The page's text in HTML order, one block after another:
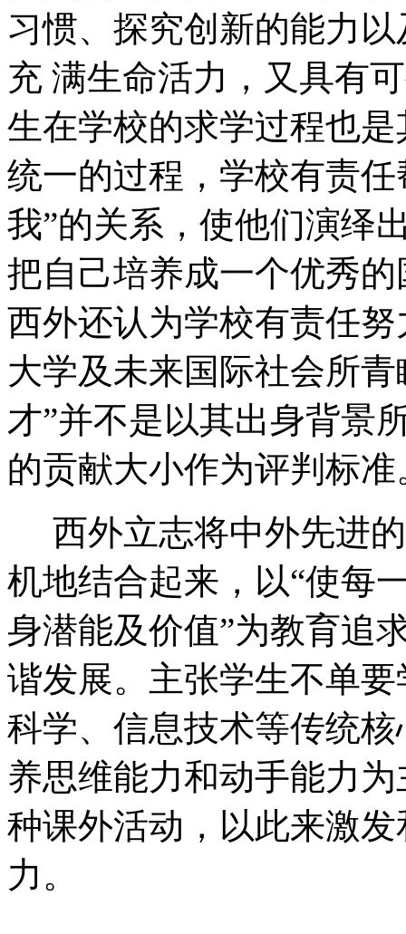
习惯、探究创新的能力
充 满生命活力，又具有
生在学校的求学过程也
统一的过程，学校有责
我”的关系，使他们演绎
把自己培养成一个优秀
西外还认为学校有责任
大学及未来国际社会所
才”并不是以其出身背景
的贡献大小作为评判标准
西外立志将中外先进
机地结合起来，以“使每
身潜能及价值”为教育追
谐发展。主张学生不单
科学、信息技术等传统
养思维能力和动手能力
种课外活动，以此来激
力。